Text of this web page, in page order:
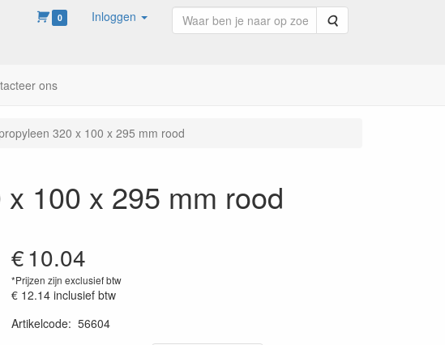
0 Inloggen Zoeken
ons
320 x 100 x 295 mm rood
100 x 295 mm rood
€10.04
*Prijzen zijn exclusief btw
€ 12.14 inclusief btw
Artikelcode: 56604